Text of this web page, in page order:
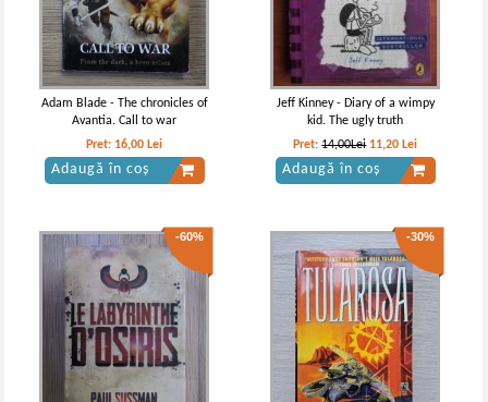
Adam Blade - The chronicles of
Avantia. Call to war
Pret: 16,00 Lei
Adaugă în coș
Jeff Kinney - Diary of a wimpy
kid. The ugly truth
Pret:14,00Lei 11,20 Lei
Adaugă în coș
-60% -30%